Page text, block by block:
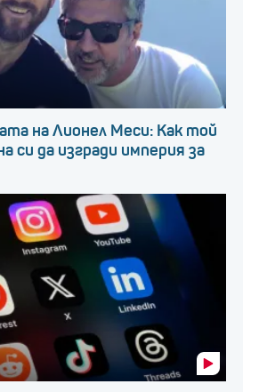
на Лионел Меси: Как той
си да изгради империя за